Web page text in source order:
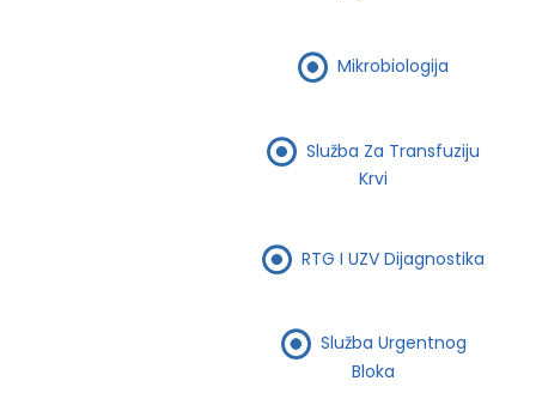
Mikrobiologija
Služba Za Transfuziju
Krvi
RTG I UZV Dijagnostika
Služba Urgentnog
Bloka